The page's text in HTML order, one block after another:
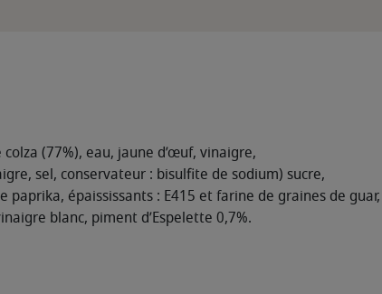
(77%), eau, jaune d’œuf, vinaigre,
sel, conservateur : bisulfite de sodium) sucre,
épaississants : E415 et farine de graines de
blanc, piment d’Espelette 0,7%.